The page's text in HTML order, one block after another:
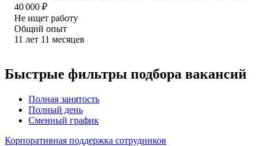
40 000 ₽
Не ищет работу
Общий опыт
11 лет 11 месяцев
Быстрые фильтры подбора вакансий
Полная занятость
Полный день
Сменный график
Корпоративная поддержка сотрудников